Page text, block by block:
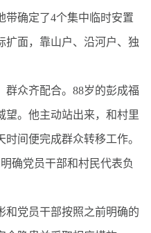
带确定了4个集中临时安置
扩面，靠山户、沿河户、独
众齐配合。88岁的彭成福
望。他主动站出来，和村里
间便完成群众转移工作。
确党员干部和村民代表负
党员干部按照之前明确的